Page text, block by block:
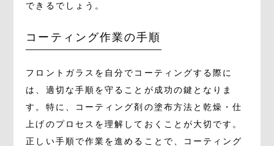
できるでしょう。
コーティング作業の手順
フロントガラスを自分でコーティングする際に
は、適切な手順を守ることが成功の鍵となりま
す。特に、コーティング剤の塗布方法と乾燥・仕
上げのプロセスを理解しておくことが大切です。
正しい手順で作業を進めることで、コーティング